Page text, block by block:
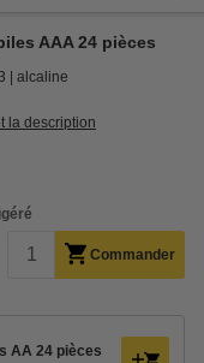
AAA 24 pièces
alcaline
la description
Commander
AA 24 pièces